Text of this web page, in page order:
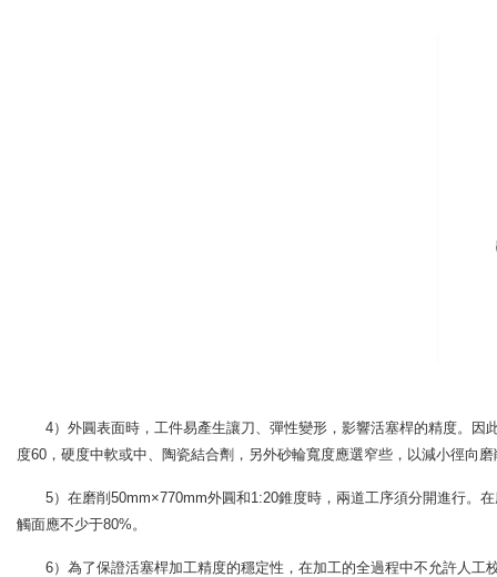
4）外圓表面時，工件易產生讓刀、彈性變形，影響活塞桿的精度
度60，硬度中軟或中、陶瓷結合劑，另外砂輪寬度應選窄些，以減
5）在磨削50mm×770mm外圓和1:20錐度時，兩道工序須分開進行。
觸面應不少于80%。
6）為了保證活塞桿加工精度的穩定性，在加工的全過程中不允許人工校直